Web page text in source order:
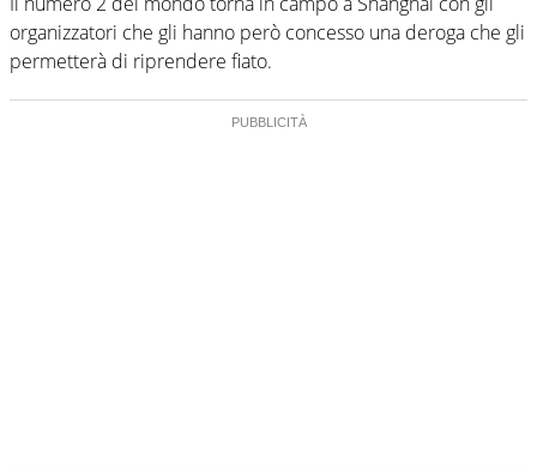
organizzatori che gli hanno però concesso una deroga che gli
permetterà di riprendere fiato.